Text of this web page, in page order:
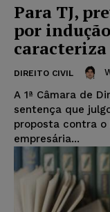
Para TJ,
por
DIREITO CIVIL
A 1ª Câmara de
sentença que
proposta contra o
empresária...